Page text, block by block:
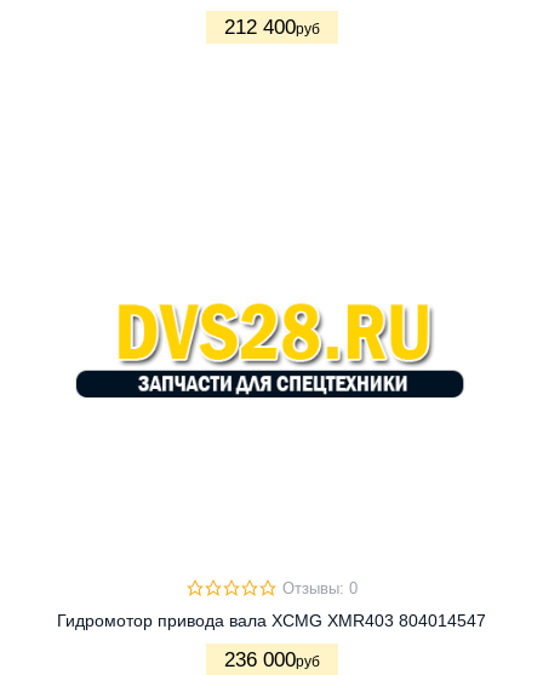
212 400руб
Отзывы: 0
Гидромотор привода вала XCMG XMR403 804014547
236 000руб